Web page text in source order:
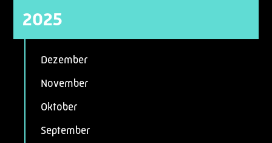
2025
Dezember
November
Oktober
September